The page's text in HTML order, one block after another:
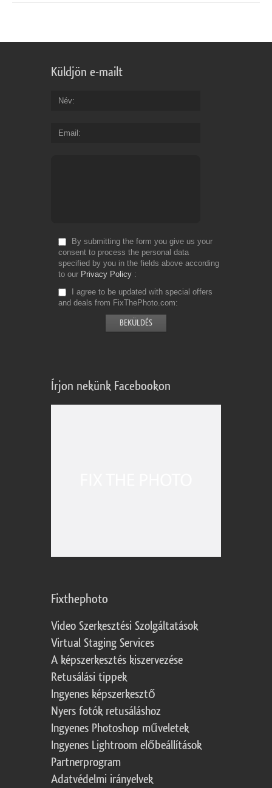
Küldjön e-mailt
Név
Email
By submitting the form you give us your
consent to process the personal data
specified by you in the fields above according
to our Privacy Policy
I agree to be updated with special offers
and deals from FixThePhoto.com
Írjon nekünk Facebookon
Fixthephoto
Video Szerkesztési Szolgáltatások
Virtual Staging Services
A képszerkesztés kiszervezése
Retusálási tippek
Ingyenes képszerkesztő
Nyers fotók retusáláshoz
Ingyenes Photoshop műveletek
Ingyenes Lightroom előbeállítások
Partnerprogram
Adatvédelmi irányelvek